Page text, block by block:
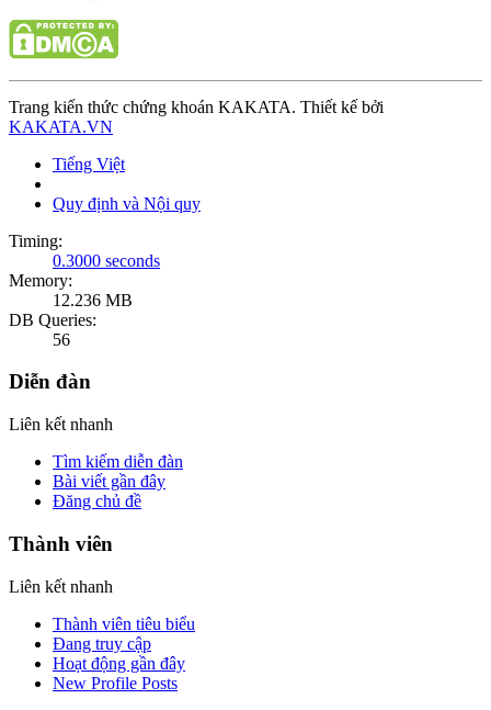
Trang kiến thức chứng khoán KAKATA. Thiết kế bởi
KAKATA.VN
Tiếng Việt
Quy định và Nội quy
Timing:
0.3000 seconds
Memory:
12.236 MB
DB Queries:
56
Diễn đàn
Liên kết nhanh
Tìm kiếm diễn đàn
Bài viết gần đây
Đăng chủ đề
Thành viên
Liên kết nhanh
Thành viên tiêu biểu
Đang truy cập
Hoạt động gần đây
New Profile Posts